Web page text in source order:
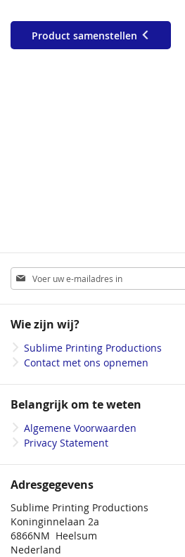
Product samenstellen
Abonneer
u
op
nieuwsbrief
Wie zijn wij?
Sublime Printing Productions
Contact met ons opnemen
Belangrijk om te weten
Algemene Voorwaarden
Privacy Statement
Adresgegevens
Sublime Printing Productions
Koninginnelaan 2a
6866NM Heelsum
Nederland